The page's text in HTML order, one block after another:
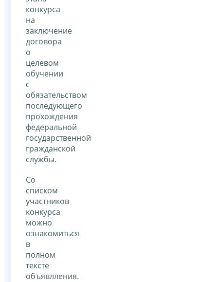
конкурса
на
заключение
договора
о
целевом
обучении
с
обязательством
последующего
прохождения
федеральной
государственной
гражданской
службы.
Со
списком
участников
конкурса
можно
ознакомиться
в
полном
тексте
объявлления.